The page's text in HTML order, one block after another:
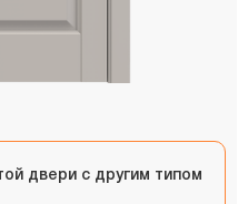
двери с другим типом